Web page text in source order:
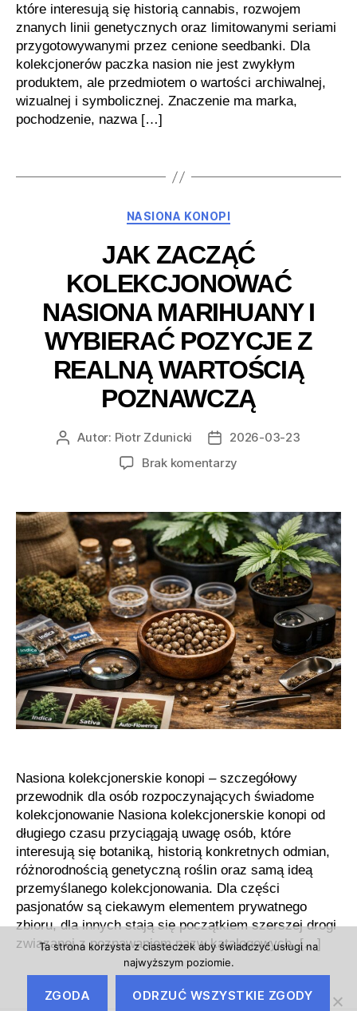
które interesują się historią cannabis, rozwojem
znanych linii genetycznych oraz limitowanymi seriami
przygotowywanymi przez cenione seedbanki. Dla
kolekcjonerów paczka nasion nie jest zwykłym
produktem, ale przedmiotem o wartości archiwalnej,
wizualnej i symbolicznej. Znaczenie ma marka,
pochodzenie, nazwa […]
Kategorie
NASIONA KONOPI
JAK ZACZĄĆ
KOLEKCJONOWAĆ
NASIONA MARIHUANY I
WYBIERAĆ POZYCJE Z
REALNĄ WARTOŚCIĄ
POZNAWCZĄ
AutorAutor: Piotr Zdunicki
Data2026-03-23
Brak komentarzy
kolekcjonować
nasiona
marihuany
i
wybierać
pozycje
z
realną
wartością
poznawczą
Nasiona kolekcjonerskie konopi – szczegółowy
przewodnik dla osób rozpoczynających świadome
kolekcjonowanie Nasiona kolekcjonerskie konopi od
długiego czasu przyciągają uwagę osób, które
interesują się botaniką, historią konkretnych odmian,
różnorodnością genetyczną roślin oraz samą ideą
przemyślanego kolekcjonowania. Dla części
pasjonatów są ciekawym elementem prywatnego
zbioru, dla innych stają się początkiem szerszej drogi
związanej z poznawaniem nazw katalogowych, […]
Ta strona korzysta z ciasteczek aby świadczyć usługi na
najwyższym poziomie.
ZGODA ODRZUĆ WSZYSTKIE ZGODY